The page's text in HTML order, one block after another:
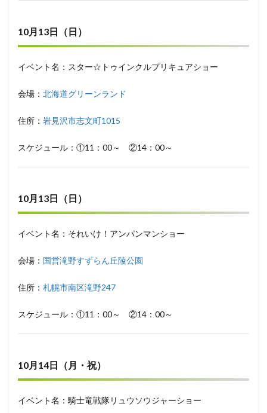
10月13日（日）
イベント名：スター☆トゥインクルプリキュアショー
会場： 北海道グリーンランド
住所： 岩見沢市志文町1015
スケジュール：①11：00～ ②14：00～
10月13日（日）
イベント名：それいけ！アンパンマンショー
会場： 国営滝野すずらん丘陵公園
住所： 札幌市南区滝野247
スケジュール：①11：00～ ②14：00～
10月14日（月・祝）
イベント名：騎士竜戦隊リュウソウジャーショー